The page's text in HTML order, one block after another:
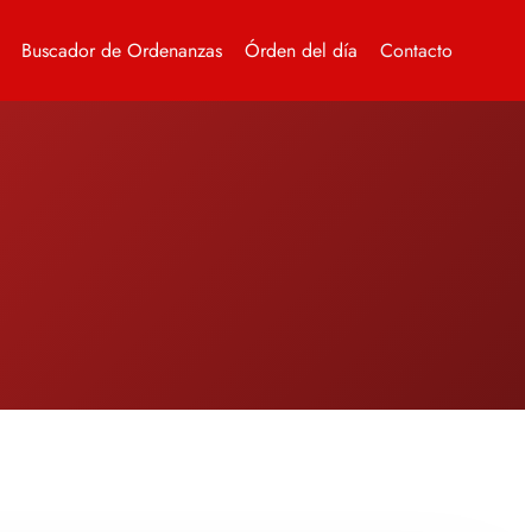
Buscador de Ordenanzas Órden del día Contacto